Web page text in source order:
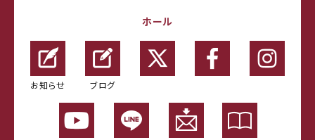
ホール
お知らせ ブログ